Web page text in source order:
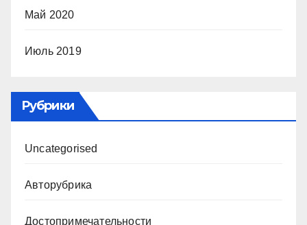
Май 2020
Июль 2019
Рубрики
Uncategorised
Авторубрика
Достопримечательности